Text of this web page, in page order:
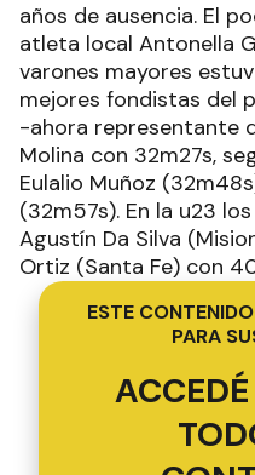
años de ausencia. El
atleta local Antonella
varones mayores
mejores fondistas del
-ahora representante
Molina con 32m27s,
Eulalio Muñoz
(32m57s). En la u23
Agustín Da Silva
Ortiz (Santa Fe) con
ESTE
PARA